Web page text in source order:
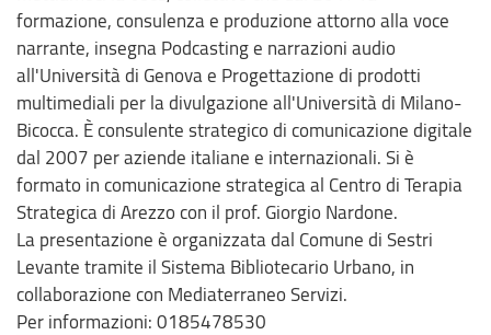
formazione, consulenza e produzione attorno alla voce
narrante, insegna Podcasting e narrazioni audio
all'Università di Genova e Progettazione di prodotti
multimediali per la divulgazione all'Università di Milano-
Bicocca. È consulente strategico di comunicazione digitale
dal 2007 per aziende italiane e internazionali. Si è
formato in comunicazione strategica al Centro di Terapia
Strategica di Arezzo con il prof. Giorgio Nardone.
La presentazione è organizzata dal Comune di Sestri
Levante tramite il Sistema Bibliotecario Urbano, in
collaborazione con Mediaterraneo Servizi.
Per informazioni: 0185478530